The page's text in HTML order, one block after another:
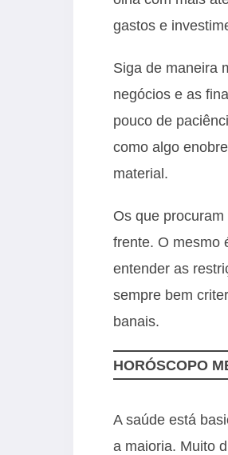
gastos e
Siga de maneira
negócios e as
pouco de
como algo
material.
Os que
frente. O mesmo
entender as
sempre bem
banais.
HORÓSCOPO
A saúde está
a maioria. Muito